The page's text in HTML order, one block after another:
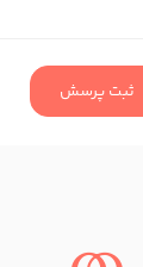
ثبت پرسش